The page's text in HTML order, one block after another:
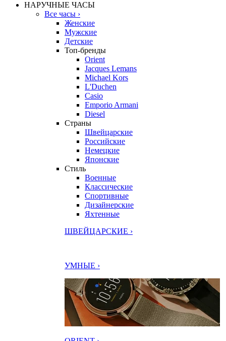
НАРУЧНЫЕ ЧАСЫ
Все часы ›
Женские
Мужские
Детские
Топ-бренды
Orient
Jacques Lemans
Michael Kors
L'Duchen
Casio
Emporio Armani
Diesel
Страны
Швейцарские
Российские
Немецкие
Японские
Стиль
Военные
Классические
Спортивные
Дизайнерские
Яхтенные
ШВЕЙЦАРСКИЕ ›
УМНЫЕ ›